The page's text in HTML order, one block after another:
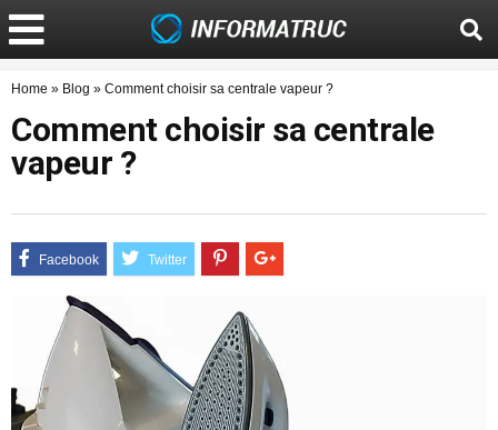
Home » Blog » Comment choisir sa centrale vapeur ?
Comment choisir sa centrale
vapeur ?